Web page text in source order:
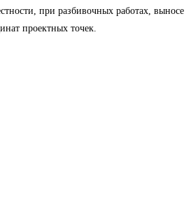
при разбивочных работах, выносе
проектных точек.